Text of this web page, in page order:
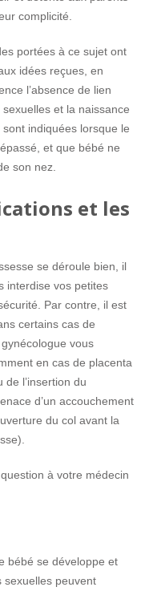
complicité.
portées à ce sujet ont
idées reçues, en
l’absence de lien
et la naissance
indiquées lorsque le
et que bébé ne
son nez.
et les
se déroule bien, il
interdise vos petites
Par contre, il est
certains cas de
gynécologue vous
en cas de placenta
l’insertion du
d’un accouchement
du col avant la
à votre médecin
bébé se développe et
sexuelles peuvent